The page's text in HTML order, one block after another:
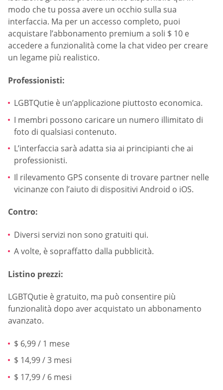
modo che tu possa avere un occhio sulla sua
interfaccia. Ma per un accesso completo, puoi
acquistare l’abbonamento premium a soli $ 10 e
accedere a funzionalità come la chat video per creare
un legame più realistico.
Professionisti:
LGBTQutie è un’applicazione piuttosto economica.
I membri possono caricare un numero illimitato di
foto di qualsiasi contenuto.
L’interfaccia sarà adatta sia ai principianti che ai
professionisti.
Il rilevamento GPS consente di trovare partner nelle
vicinanze con l’aiuto di dispositivi Android o iOS.
Contro:
Diversi servizi non sono gratuiti qui.
A volte, è sopraffatto dalla pubblicità.
Listino prezzi:
LGBTQutie è gratuito, ma può consentire più
funzionalità dopo aver acquistato un abbonamento
avanzato.
$ 6,99 / 1 mese
$ 14,99 / 3 mesi
$ 17,99 / 6 mesi